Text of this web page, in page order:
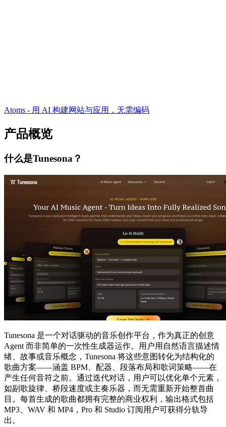
Atoms - 用 AI 构建网站与应用，无需编码
产品概览
什么是Tunesona？
Tunesona 是一个对话驱动的音乐创作平台，作为真正的创意
Agent 而非简单的一次性生成器运作。用户用自然语言描述情
绪、故事或音乐概念，Tunesona 将这些意图转化为结构化的
歌曲方案——涵盖 BPM、配器、段落布局和歌词策略——在
产生任何音符之前。通过迭代对话，用户可以优化单个元素，
如副歌旋律、桥段速度或主奏乐器，而无需重新开始整首曲
目。每首生成的歌曲都拥有完整的商业权利，输出格式包括
MP3、WAV 和 MP4，Pro 和 Studio 订阅用户可获得分轨导
出。